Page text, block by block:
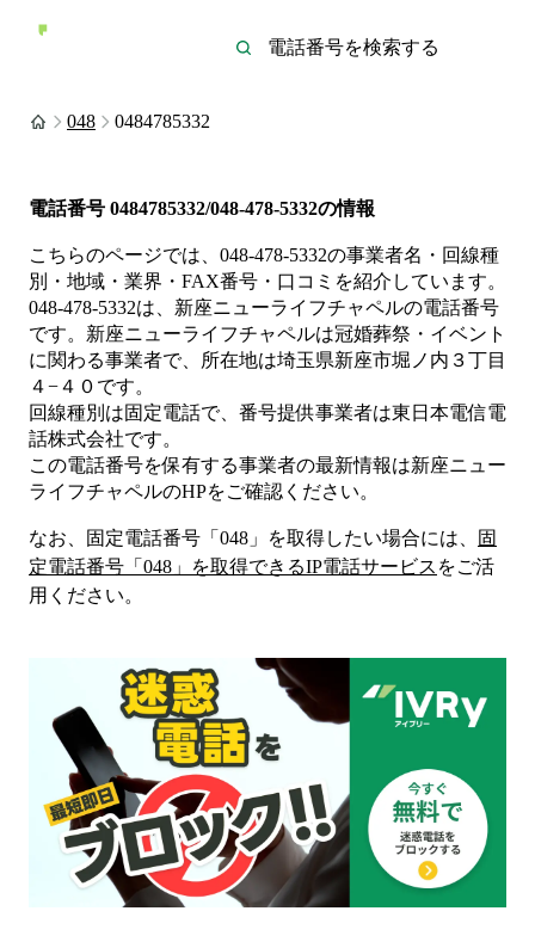
048 0484785332
電話番号 0484785332/048-478-5332の情報
こちらのページでは、 048-478-5332の事業者名・回線種
別・地域・業界・FAX番号・口コミを紹介しています。
048-478-5332は、 新座ニューライフチャペルの電話番号
です。 新座ニューライフチャペルは冠婚葬祭・イベント
に関わる事業者で、所在地は埼玉県新座市堀ノ内３丁目
４−４０ です。
回線種別は固定電話で、番号提供事業者は東日本電信電
話株式会社です。
この電話番号を保有する事業者の最新情報は新座ニュー
ライフチャペルのHPをご確認ください。
なお、固定電話番号「 048 」を取得したい場合には、
固
定電話番号「 048 」を取得できるIP電話サービス をご活
用ください。